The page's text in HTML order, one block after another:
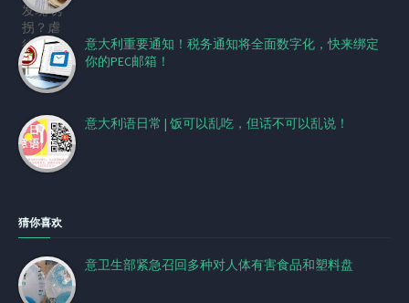
意大利重要通知！税务通知将全面数字化，快来绑定
你的PEC邮箱！
意大利语日常 | 饭可以乱吃，但话不可以乱说！
猜你喜欢
意卫生部紧急召回多种对人体有害食品和塑料盘